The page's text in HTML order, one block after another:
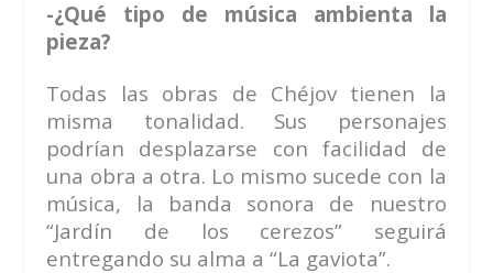
-¿Qué tipo de música ambienta la
pieza?
Todas las obras de Chéjov tienen la
misma tonalidad. Sus personajes
podrían desplazarse con facilidad de
una obra a otra. Lo mismo sucede con la
música, la banda sonora de nuestro
“Jardín de los cerezos” seguirá
entregando su alma a “La gaviota”.